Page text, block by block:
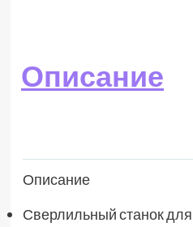
Описание
Описание
Сверлильный станок